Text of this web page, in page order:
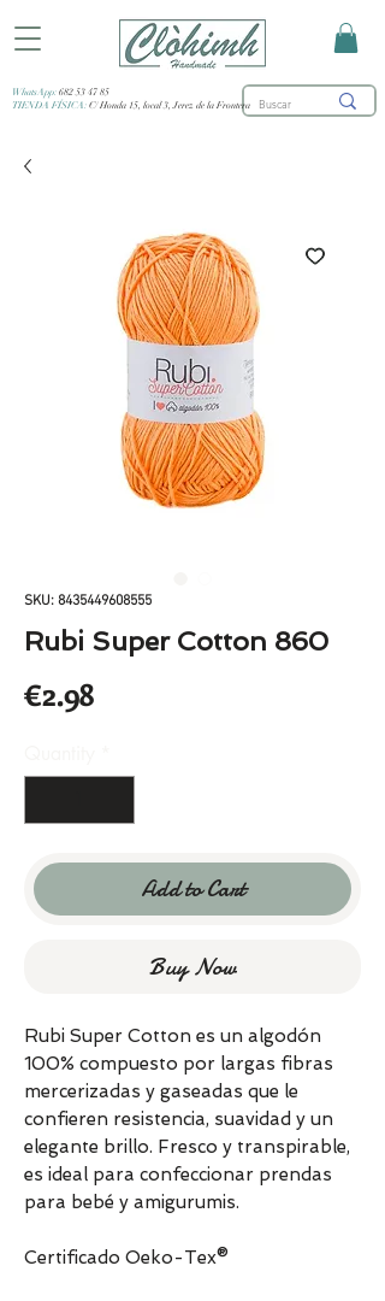
WhatsApp: 682 53 47 85
TIENDA FÍSICA: C/ Honda 15, local 3, Jerez de la Frontera
SKU: 8435449608555
Rubi Super Cotton 860
€2.98Price
Add to Cart
Buy Now
Rubi Super Cotton es un algodón
100% compuesto por largas fibras
mercerizadas y gaseadas que le
confieren resistencia, suavidad y un
elegante brillo. Fresco y transpirable,
es ideal para confeccionar prendas
para bebé y amigurumis.
Certificado Oeko-Tex®